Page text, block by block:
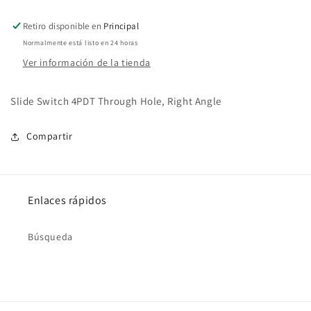
Retiro disponible en Principal
Normalmente está listo en 24 horas
Ver información de la tienda
Slide Switch 4PDT Through Hole, Right Angle
Compartir
Enlaces rápidos
Búsqueda